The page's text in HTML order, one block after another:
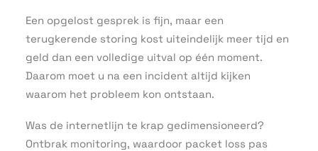
Een opgelost gesprek is fijn, maar een
terugkerende storing kost uiteindelijk meer tijd en
geld dan een volledige uitval op één moment.
Daarom moet u na een incident altijd kijken
waarom het probleem kon ontstaan.
Was de internetlijn te krap gedimensioneerd?
Ontbrak monitoring, waardoor packet loss pas